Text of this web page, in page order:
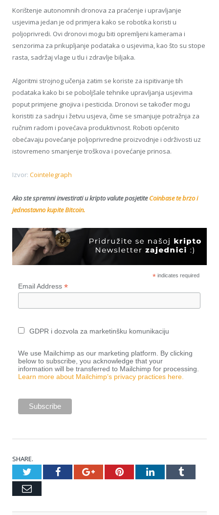
Korištenje autonomnih dronova za praćenje i upravljanje
usjevima jedan je od primjera kako se robotika koristi u
poljoprivredi. Ovi dronovi mogu biti opremljeni kamerama i
senzorima za prikupljanje podataka o usjevima, kao što su stope
rasta, sadržaj vlage u tlu i zdravlje biljaka.
Algoritmi strojnog učenja zatim se koriste za ispitivanje tih
podataka kako bi se poboljšale tehnike upravljanja usjevima
poput primjene gnojiva i pesticida. Dronovi se također mogu
koristiti za sadnju i žetvu usjeva, čime se smanjuje potražnja za
ručnim radom i povećava produktivnost. Roboti općenito
obećavaju povećanje poljoprivredne proizvodnje i održivosti uz
istovremeno smanjenje troškova i povećanje prinosa.
Izvor: Cointelegraph
Ako ste spremni investirati u kripto valute posjetite Coinbase te brzo i
jednostavno kupite Bitcoin.
*indicates required
Email Address *
GDPR i dozvola za marketinšku komunikaciju
We use Mailchimp as our marketing platform. By clicking
below to subscribe, you acknowledge that your
information will be transferred to Mailchimp for processing.
Learn more about Mailchimp’s privacy practices here.
SHARE.
TwitterFacebookGoogle+PinterestLinkedInTumblr
Email